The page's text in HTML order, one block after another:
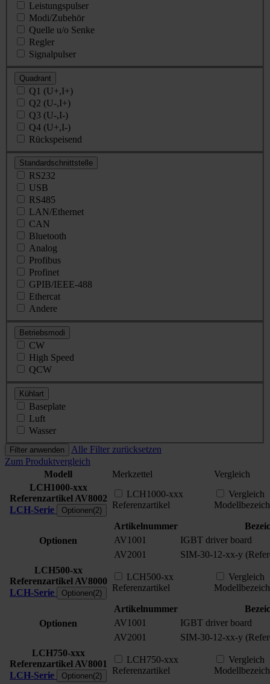
Leistungspulser
Modi/Zubehör
Quelle u/o Senke
Regler
Signalpulser
Quadrant
Q1 (U+,I+)
Q2 (U-,I+)
Q3 (U-,I-)
Q4 (U+,I-)
Rückspeisend
Standardschnittstelle
RS232
USB
RS485
LAN/Ethernet
CAN
Bluetooth
Analog
Profibus
Profinet
GPIB/IEEE-488
Ethercat
Andere
Betriebsmodi
CW
High Speed
QCW
Kühlart
Baseplate
Luft
Wasser
Filter anwenden
Alle Filter zurücksetzen
Zum Produktvergleich
Modell
Merkzettel
Vergleich
LCH1000-xxx
Referenzartikel AV8002
LCH-Serie
Optionen(2)
LCH1000-xxx
Referenzartikel
Vergleich
Optionen
Artikelnummer
AV1001
IGBT driver board
AV2001
SIM-30-12-xx-y
LCH500-xx
Referenzartikel AV8000
LCH-Serie
Optionen(2)
LCH500-xx
Referenzartikel
Vergleich
Optionen
Artikelnummer
AV1001
IGBT driver board
AV2001
SIM-30-12-xx-y
LCH750-xxx
Referenzartikel AV8001
LCH-Serie
Optionen(2)
LCH750-xxx
Referenzartikel
Vergleich